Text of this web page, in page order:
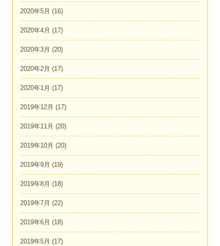
2020年5月 (16)
2020年4月 (17)
2020年3月 (20)
2020年2月 (17)
2020年1月 (17)
2019年12月 (17)
2019年11月 (20)
2019年10月 (20)
2019年9月 (19)
2019年8月 (18)
2019年7月 (22)
2019年6月 (18)
2019年5月 (17)